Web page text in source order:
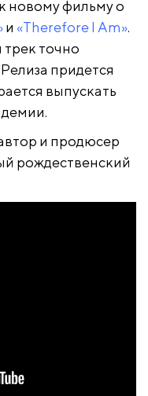
новому фильму о
и «Therefore I Am».
трек точно
придется
выпускать
и продюсер
рождественский